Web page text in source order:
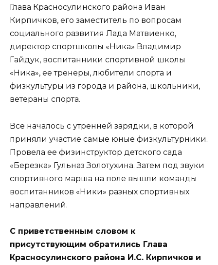
Глава Красносулинского района Иван
Кирпичков, его заместитель по вопросам
социального развития Лада Матвиенко,
директор спортшколы «Ника» Владимир
Гайдук, воспитанники спортивной школы
«Ника», ее тренеры, любители спорта и
физкультуры из города и района, школьники,
ветераны спорта.
Всё началось с утренней зарядки, в которой
приняли участие самые юные физкультурники.
Провела ее физинструктор детского сада
«Березка» Гульназ Золотухина. Затем под звуки
спортивного марша на поле вышли команды
воспитанников «Ники» разных спортивных
направлений.
С приветственным словом к
присутствующим обратились Глава
Красносулинского района И.С. Кирпичков и